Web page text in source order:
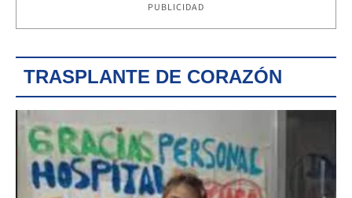
PUBLICIDAD
TRASPLANTE DE CORAZÓN